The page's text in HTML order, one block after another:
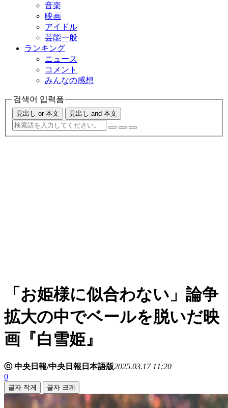
音楽
映画
アイドル
芸能一般
ランキング
ニュース
コメント
みんなの感想
검색어 입력폼
見出し or 本文 見出し and 本文
「お姫様に似合わない」論争
拡大の中でベールを脱いだ映
画『白雪姫』
ⓒ 中央日報/中央日報日本語版2025.03.17 11:20
0
글자 작게 글자 크게